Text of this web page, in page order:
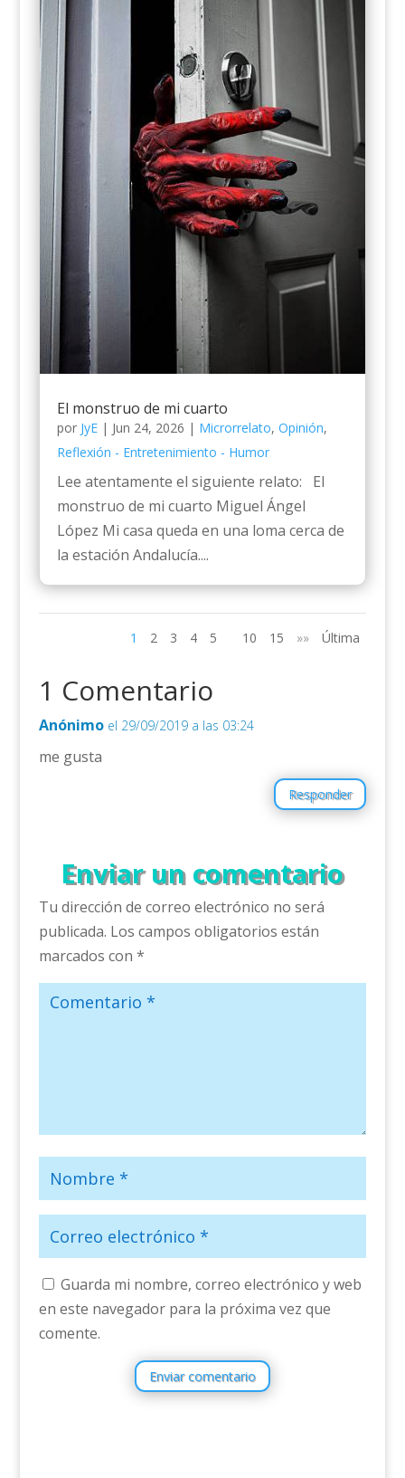
El monstruo de mi cuarto
por JyE| Jun 24, 2026 | Microrrelato, Opinión,
Reflexión - Entretenimiento - Humor
Lee atentamente el siguiente relato: El
monstruo de mi cuarto Miguel Ángel
López Mi casa queda en una loma cerca de
la estación Andalucía....
1 2 3 4 5 10 15 »» Última
1 Comentario
Anónimo el 29/09/2019 a las 03:24
me gusta
Responder
Enviar un comentario
Tu dirección de correo electrónico no será
publicada. Los campos obligatorios están
marcados con *
Guarda mi nombre, correo electrónico y web
en este navegador para la próxima vez que
comente.
Enviar comentario